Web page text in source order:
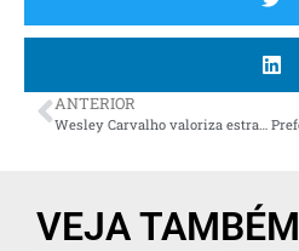
ANTERIOR
VEJA TAMBÉM